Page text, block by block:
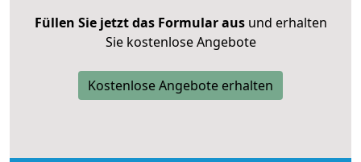
Füllen Sie jetzt das Formular ausund erhalten
Sie kostenlose Angebote
Kostenlose Angebote erhalten